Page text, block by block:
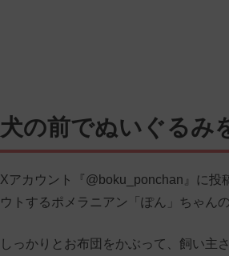
犬の前でぬいぐる
Xアカウント『@boku_ponchan』に
ウトするポメラニアン「ぽん」ちゃん
しっかりとお布団をかぶって、飼い